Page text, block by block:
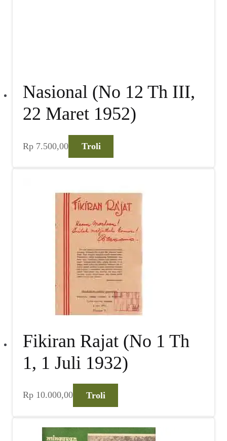
Nasional (No 12 Th III,
22 Maret 1952)
Rp 7.500,00 Troli
Fikiran Rajat (No 1 Th
1, 1 Juli 1932)
Rp 10.000,00 Troli